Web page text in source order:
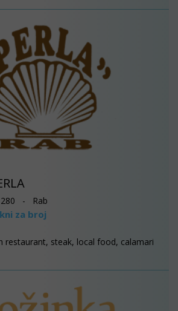
- Rab
za broj
restaurant, steak, local food, calamari